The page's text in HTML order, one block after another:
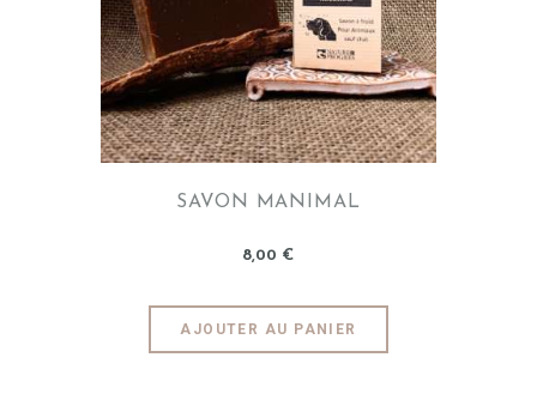
SAVON MANIMAL
8,00 €
AJOUTER AU PANIER